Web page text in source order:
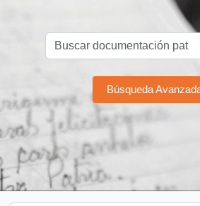
Búsqueda